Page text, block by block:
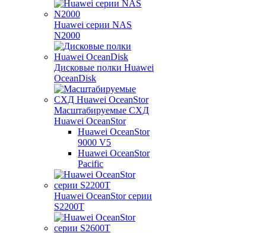
Huawei серии NAS
N2000
Дисковые полки Huawei
OceanDisk
Масштабируемые СХД
Huawei OceanStor
Huawei OceanStor
9000 V5
Huawei OceanStor
Pacific
Huawei OceanStor серии
S2200T